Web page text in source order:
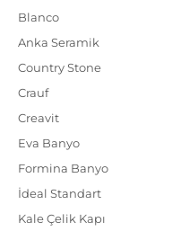
Blanco
Anka Seramik
Country Stone
Crauf
Creavit
Eva Banyo
Formina Banyo
İdeal Standart
Kale Çelik Kapı